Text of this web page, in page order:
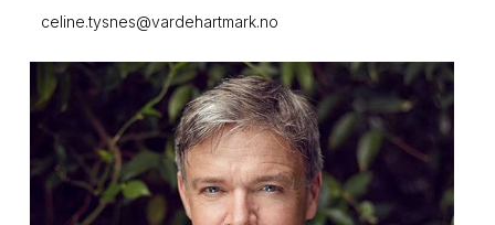
celine.tysnes@vardehartmark.no